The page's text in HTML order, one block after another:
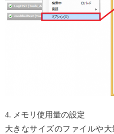
4. メモリ使用量の設定
大きなサイズのファイルや